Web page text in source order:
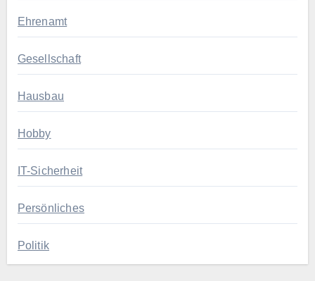
Ehrenamt
Gesellschaft
Hausbau
Hobby
IT-Sicherheit
Persönliches
Politik